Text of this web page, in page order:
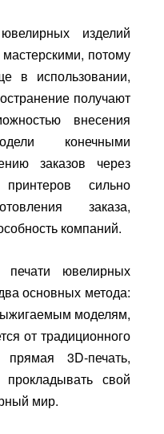
изделий
потому
в использовании,
получают
внесения
конечными
заказов через
сильно
заказа,
компаний.
ювелирных
основных метода:
моделям,
от традиционного
3D-печать,
прокладывать свой
мир.